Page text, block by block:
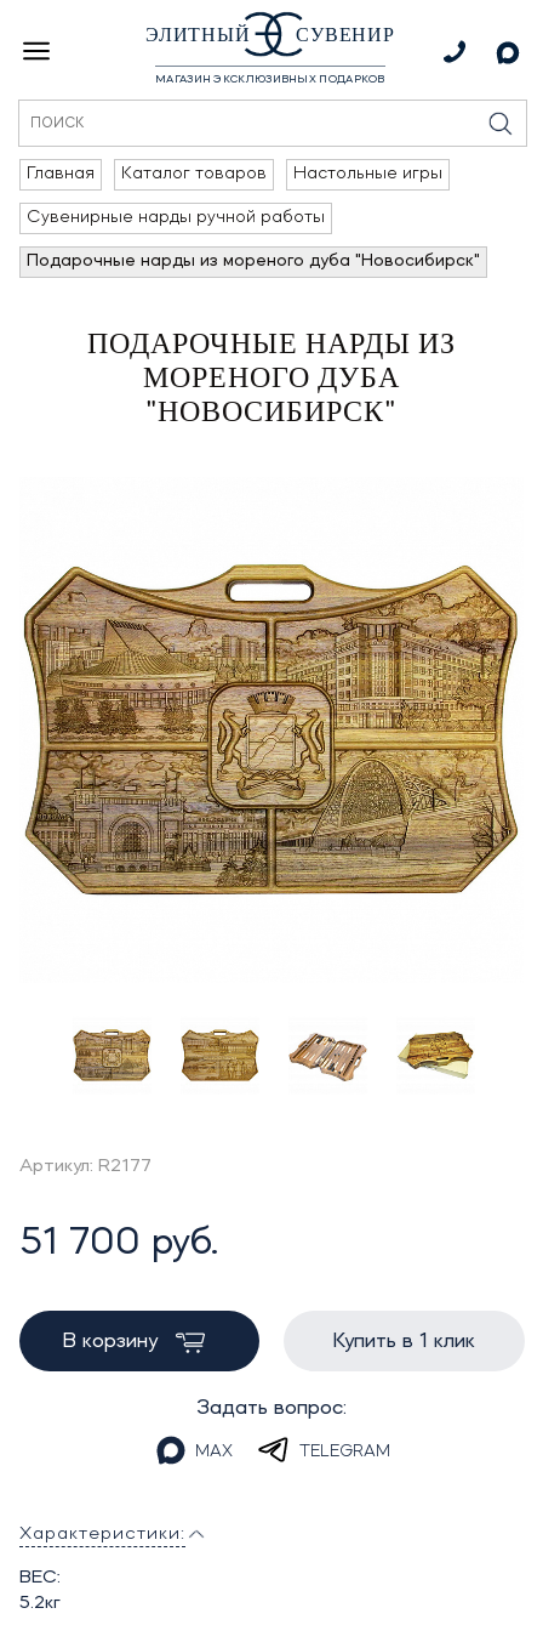
ЭЛИТНЫЙ СУВЕНИР
МАГАЗИН ЭКСКЛЮЗИВНЫХ ПОДАРКОВ
Главная Каталог товаров Настольные игры
Сувенирные нарды ручной работы
Подарочные нарды из мореного дуба "Новосибирск"
ПОДАРОЧНЫЕ НАРДЫ ИЗ
МОРЕНОГО ДУБА
"НОВОСИБИРСК"
Артикул: R2177
51 700 руб.
В корзину Купить в 1 клик
Задать вопрос:
MAX TELEGRAM
Характеристики:
ВЕС:
5.2кг